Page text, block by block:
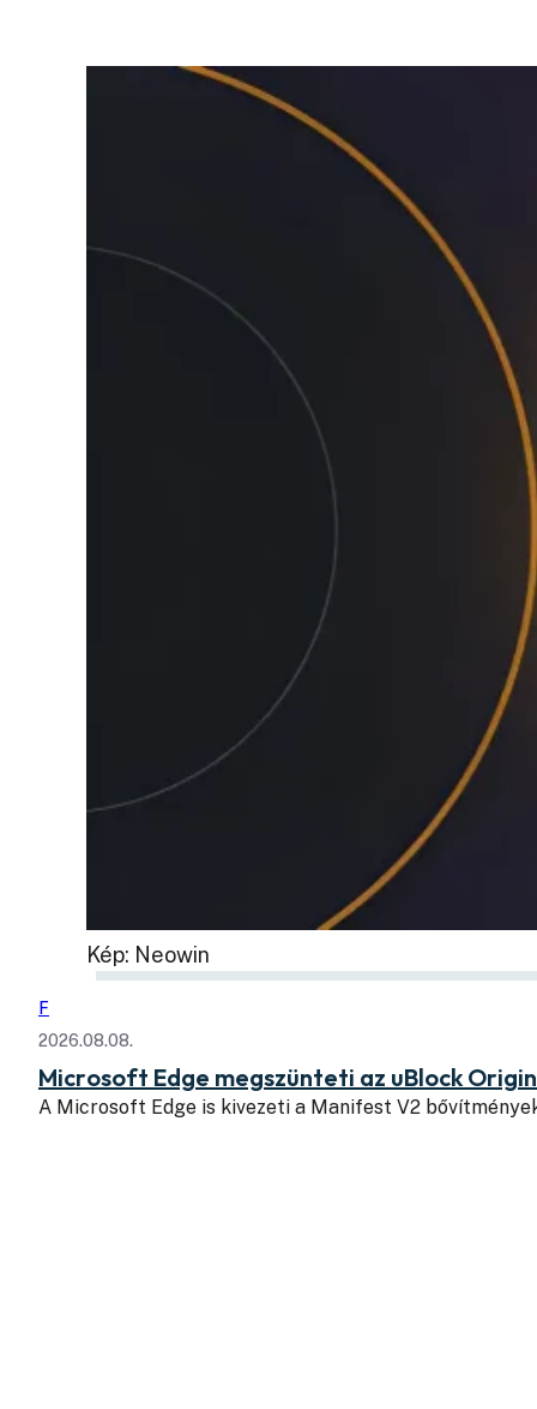
Kép: Neowin
F
2026.08.08.
Microsoft Edge megszünteti az uBlock
A Microsoft Edge is kivezeti a Manifest V2